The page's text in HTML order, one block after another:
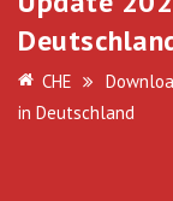
CHE
in Deutschland